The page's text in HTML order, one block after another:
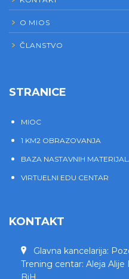
O MIOS
ČLANSTVO
STRANICE
MIOC
1 KM2 OBRAZOVANJA
BAZA NASTAVNIH
VIRTUELNI EDU CENTAR
KONTAKT
Glavna kancelarija:
Trening centar: Aleja